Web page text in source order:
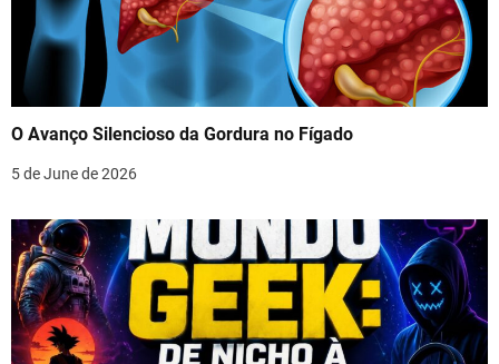
O Avanço Silencioso da Gordura no Fígado
5 de June de 2026